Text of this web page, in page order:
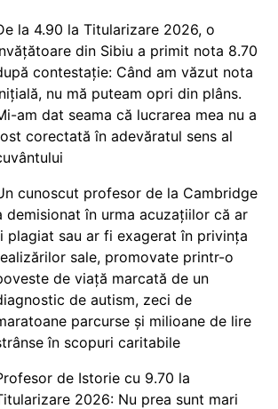
la 4.90 la Titularizare 2026, o
din Sibiu a primit nota 8.70
contestație: Când am văzut nota
nu mă puteam opri din plâns.
am dat seama că lucrarea mea nu a
corectată în adevăratul sens al
cunoscut profesor de la Cambridge
demisionat în urma acuzațiilor că ar
plagiat sau ar fi exagerat în privința
sale, promovate printr-o
de viață marcată de un
de autism, zeci de
parcurse și milioane de lire
în scopuri caritabile
de Istorie cu 9.70 la
2026: Nu prea sunt mari